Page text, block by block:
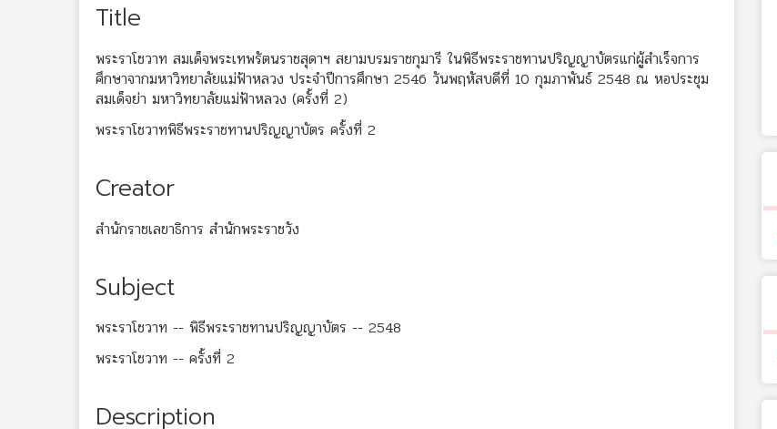
Title
พระราโชวาท สมเด็จพระเทพรัตนราชสุดาฯ สยามบรมราชกุมารี ในพิธีพระราชทานปริญญาบัตรแก่ผู้สำเร็จการ
ศึกษาจากมหาวิทยาลัยแม่ฟ้าหลวง ประจำปีการศึกษา 2546 วันพฤหัสบดีที่ 10 กุมภาพันธ์ 2548 ณ หอประชุม
สมเด็จย่า มหาวิทยาลัยแม่ฟ้าหลวง (ครั้งที่ 2)
พระราโชวาทพิธีพระราชทานปริญญาบัตร ครั้งที่ 2
Creator
สำนักราชเลขาธิการ สำนักพระราชวัง
Subject
พระราโชวาท -- พิธีพระราชทานปริญญาบัตร -- 2548
พระราโชวาท -- ครั้งที่ 2
Description